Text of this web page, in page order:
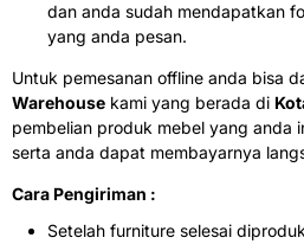
dan anda sudah mendapatkan
yang anda pesan.
Untuk pemesanan offline anda bisa
Warehouse kami yang berada di
pembelian produk mebel yang anda
serta anda dapat membayarnya
Cara Pengiriman :
Setelah furniture selesai